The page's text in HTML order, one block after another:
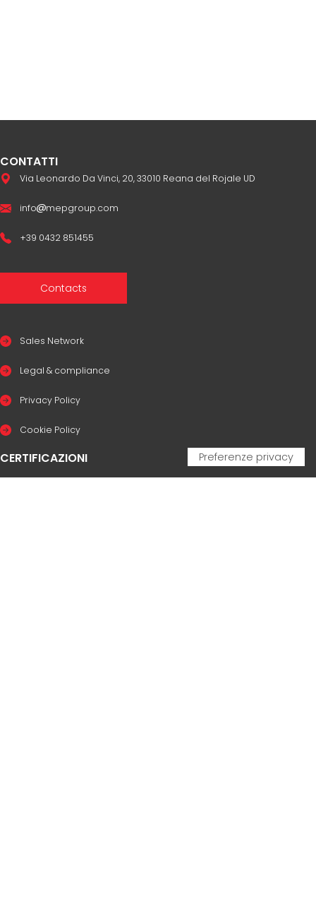
CONTATTI
Via Leonardo Da Vinci, 20, 33010 Reana del Rojale UD
info mepgroup.com
+39 0432 851455
Contacts
Sales Network
Legal & compliance
Privacy Policy
Cookie Policy
CERTIFICAZIONI